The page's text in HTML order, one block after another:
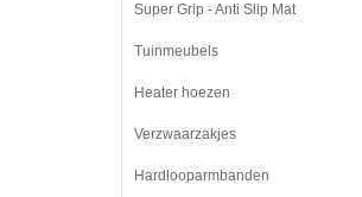
Super Grip - Anti Slip Mat
Tuinmeubels
Heater hoezen
Verzwaarzakjes
Hardlooparmbanden